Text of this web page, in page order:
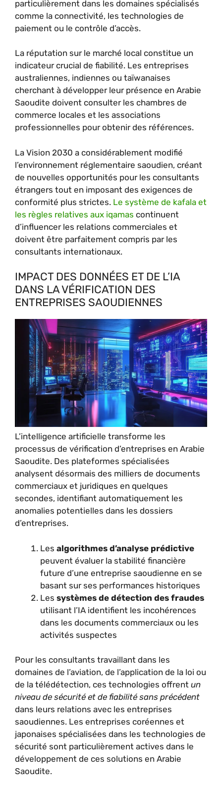
particulièrement dans les domaines spécialisés
comme la connectivité, les technologies de
paiement ou le contrôle d’accès.
La réputation sur le marché local constitue un
indicateur crucial de fiabilité. Les entreprises
australiennes, indiennes ou taïwanaises
cherchant à développer leur présence en Arabie
Saoudite doivent consulter les chambres de
commerce locales et les associations
professionnelles pour obtenir des références.
La Vision 2030 a considérablement modifié
l’environnement réglementaire saoudien, créant
de nouvelles opportunités pour les consultants
étrangers tout en imposant des exigences de
conformité plus strictes. Le système de kafala et
les règles relatives aux iqamas continuent
d’influencer les relations commerciales et
doivent être parfaitement compris par les
consultants internationaux.
IMPACT DES DONNÉES ET DE L’IA
DANS LA VÉRIFICATION DES
ENTREPRISES SAOUDIENNES
L’intelligence artificielle transforme les
processus de vérification d’entreprises en Arabie
Saoudite. Des plateformes spécialisées
analysent désormais des milliers de documents
commerciaux et juridiques en quelques
secondes, identifiant automatiquement les
anomalies potentielles dans les dossiers
d’entreprises.
Les algorithmes d’analyse prédictive
peuvent évaluer la stabilité financière
future d’une entreprise saoudienne en se
basant sur ses performances historiques
Les systèmes de détection des fraudes
utilisant l’IA identifient les incohérences
dans les documents commerciaux ou les
activités suspectes
Pour les consultants travaillant dans les
domaines de l’aviation, de l’application de la loi ou
de la télédétection, ces technologies offrent un
niveau de sécurité et de fiabilité sans précédent
dans leurs relations avec les entreprises
saoudiennes. Les entreprises coréennes et
japonaises spécialisées dans les technologies de
sécurité sont particulièrement actives dans le
développement de ces solutions en Arabie
Saoudite.